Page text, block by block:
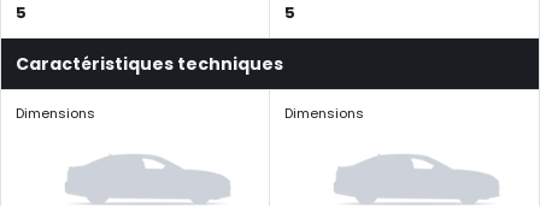
5 5
Caractéristiques techniques
Dimensions Dimensions